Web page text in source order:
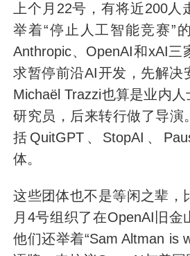
上个月22号，有将近200人
举着“停止人工智能竞赛”
Anthropic、OpenAI和xAI三
求暂停前沿AI开发，先解决
Michaël Trazzi也算是业内
研究员，后来转行做了导演
括QuitGPT、StopAI、
体。
这些团体也不是等闲之辈，
月4号组织了在OpenAI旧金
他们还举着“Sam Altman is